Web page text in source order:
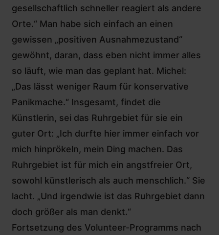
gesellschaftlich schneller reagiert als andere
Orte.“ Man habe sich einfach an einen
gewissen „positiven Ausnahmezustand“
gewöhnt, daran, dass eben nicht immer alles
so läuft, wie man das geplant hat. Michel:
„Das lässt weniger Raum für konservative
Panikmache.“ Insgesamt, findet die
Künstlerin, sei das Ruhrgebiet für sie ein
guter Ort: „Ich durfte hier immer einfach vor
mich hinprökeln, mein Ding machen. Das
Ruhrgebiet ist für mich ein angstfreier Ort,
sowohl künstlerisch als auch menschlich.“ Sie
lacht. „Und irgendwie ist das Ruhrgebiet dann
doch größer als man denkt.“
Fortsetzung des Volunteer-Programms nach